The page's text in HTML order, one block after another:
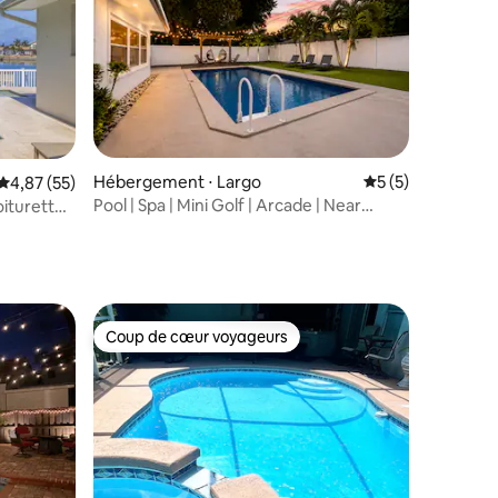
: 5 sur 5
moyenne sur la base de 55 commentaires : 4,87 sur 5
4,87 (55)
Hébergement ⋅ Largo Évaluation
5 (5)
Pool | Spa | Mini Golf | Arcade | Near
appréciés Coup de cœur voyageurs
Coup de cœur voyageurs